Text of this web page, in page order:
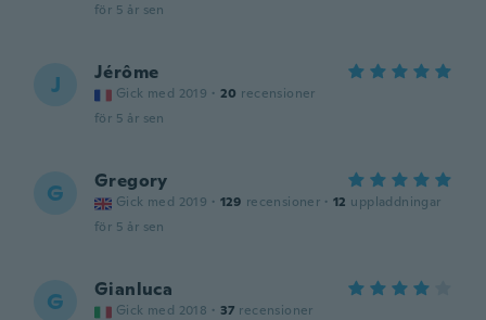
för 5 år sen
J Jérôme
Gick med 2019 · 20 recensioner
för 5 år sen
G Gregory
Gick med 2019 · 129 recensioner · 12 uppladdningar
för 5 år sen
G Gianluca
Gick med 2018 · 37 recensioner